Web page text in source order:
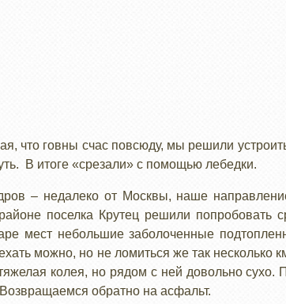
что говны счас повсюду, мы решили
В итоге «срезали» с помощью лебедки.
– недалеко от Москвы, наше
поселка Крутец решили попробовать
мест небольшие заболоченные
можно, но не ломиться же так несколько
колея, но рядом с ней довольно сухо.
обратно на асфальт.